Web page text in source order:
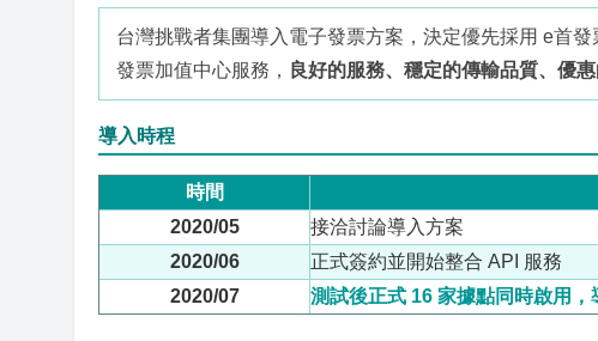
台灣挑戰者集團導入電子發票方案，決定優先採用 e首
發票加值中心服務，
良好的服務、穩定的傳輸品質、優
導入時程
時間
2020/05
接洽討論導入方案
2020/06
正式簽約並開始整合 API 服務
2020/07
測試後正式 16 家據點同時啟用，